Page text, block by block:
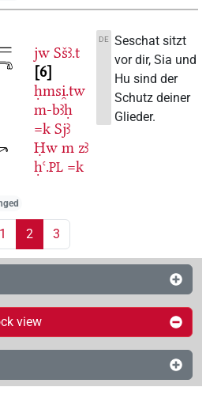
jw Sšꜣ.t
6
ḥmsi̯.tw
m-bꜣḥ
=k Sjꜣ
Ḥw m zꜣ
ḥꜥ.PL =k
DE Seschat sitzt
vor dir, Sia und
Hu sind der
Schutz deiner
Glieder.
1 2 3
view